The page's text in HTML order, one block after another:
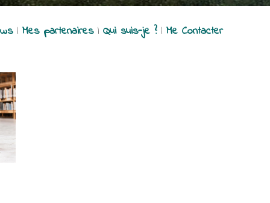
| Mes partenaires| Qui suis-je ?| Me Contacter